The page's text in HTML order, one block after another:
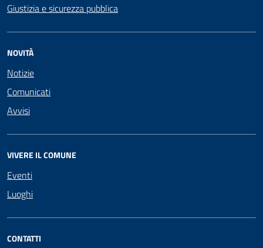
Giustizia e sicurezza pubblica
NOVITÀ
Notizie
Comunicati
Avvisi
VIVERE IL COMUNE
Eventi
Luoghi
CONTATTI